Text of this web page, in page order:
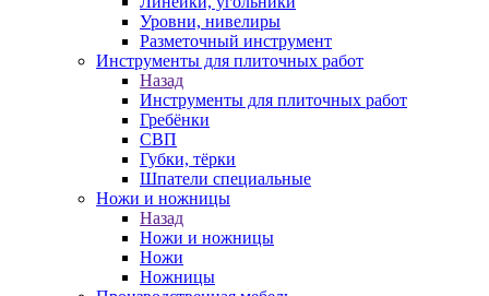
Уровни, нивелиры
Разметочный инструмент
Инструменты для плиточных работ
Назад
Инструменты для плиточных работ
Гребёнки
СВП
Губки, тёрки
Шпатели специальные
Ножи и ножницы
Назад
Ножи и ножницы
Ножи
Ножницы